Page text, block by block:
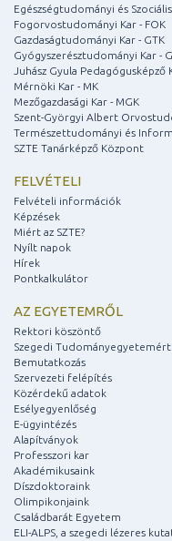
Egészségtudományi és Szociális
Fogorvostudományi Kar - FOK
Gazdaságtudományi Kar - GTK
Gyógyszerésztudományi Kar -
Juhász Gyula Pedagógusképző
Mérnöki Kar - MK
Mezőgazdasági Kar - MGK
Szent-Györgyi Albert
Természettudományi és
SZTE Tanárképző Központ
FELVÉTELI
Felvételi információk
Képzések
Miért az SZTE?
Nyílt napok
Hírek
Pontkalkulátor
AZ EGYETEMRŐL
Rektori köszöntő
Szegedi
Bemutatkozás
Szervezeti felépítés
Közérdekű adatok
Esélyegyenlőség
E-ügyintézés
Alapítványok
Professzori kar
Akadémikusaink
Díszdoktoraink
Olimpikonjaink
Családbarát Egyetem
ELI-ALPS, a szegedi lézeres